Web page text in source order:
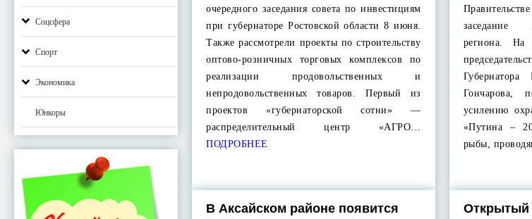
Соцсфера
Спорт
Экономика
Юнкоры
очередного заседания совета по инвестициям
при губернаторе Ростовской области 8 июня.
Также рассмотрели проекты по строительству
оптово-розничных торговых комплексов по
реализации продовольственных и
непродовольственных товаров. Первый из
проектов «губернаторской сотни» —
распределительный центр «АГРО…
ПОДРОБНЕЕ
заседание
региона. На
Губернатора
Гончарова,
усилению
«Путина –
рыбы,
В Аксайском районе появится
Открытый